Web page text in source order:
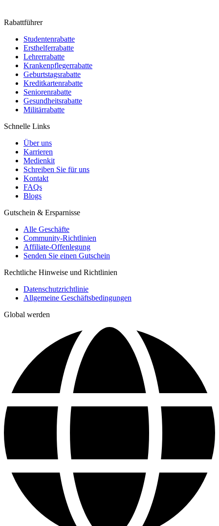
Rabattführer
Studentenrabatte
Ersthelferrabatte
Lehrerrabatte
Krankenpflegerrabatte
Geburtstagsrabatte
Kreditkartenrabatte
Seniorenrabatte
Gesundheitsrabatte
Militärrabatte
Schnelle Links
Über uns
Karrieren
Medienkit
Schreiben Sie für uns
Kontakt
FAQs
Blogs
Gutschein & Ersparnisse
Alle Geschäfte
Community-Richtlinien
Affiliate-Offenlegung
Senden Sie einen Gutschein
Rechtliche Hinweise und Richtlinien
Datenschutzrichtlinie
Allgemeine Geschäftsbedingungen
Global werden